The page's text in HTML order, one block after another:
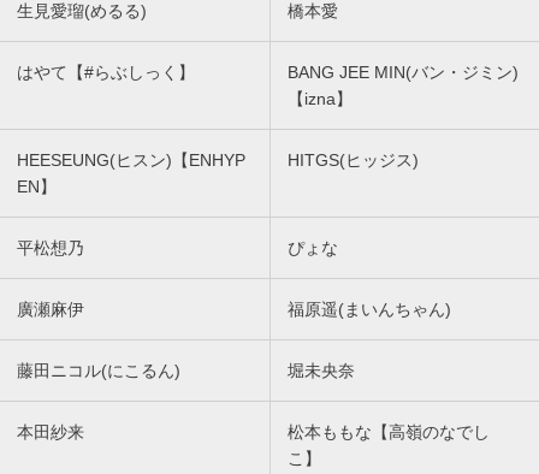
生見愛瑠(めるる) 橋本愛
はやて【#らぶしっく】
BANG JEE MIN(バン・ジミン)
【izna】
HEESEUNG(ヒスン)【ENHYP
EN】
HITGS(ヒッジス)
平松想乃 ぴょな
廣瀬麻伊 福原遥(まいんちゃん)
藤田ニコル(にこるん) 堀未央奈
本田紗来
松本ももな【高嶺のなでし
こ】